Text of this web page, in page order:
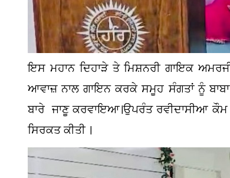
ਇਸ ਮਹਾਨ ਦਿਹਾੜੇ ਤੇ ਮਿਸ਼ਨਰੀ ਗਾਇਕ
ਆਵਾਜ਼ ਨਾਲ ਗਾਇਨ ਕਰਕੇ ਸਮੂਹ ਸੰਗਤਾਂ ਨੂੰ
ਬਾਰੇ ਜਾਣੂ ਕਰਵਾਇਆ।ਉਪਰੰਤ ਰਵੀਦਾਸੀਆ
ਸਿਰਕਤ ਕੀਤੀ ।